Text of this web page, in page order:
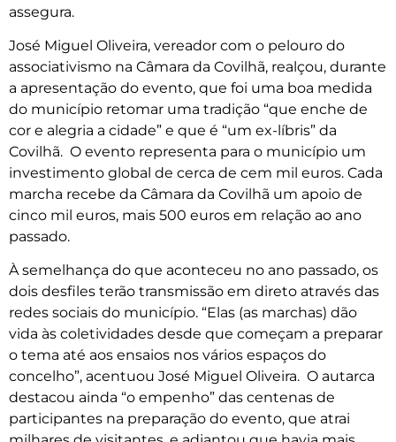
assegura.
José Miguel Oliveira, vereador com o pelouro do
associativismo na Câmara da Covilhã, realçou, durante
a apresentação do evento, que foi uma boa medida
do município retomar uma tradição “que enche de
cor e alegria a cidade” e que é “um ex-líbris” da
Covilhã. O evento representa para o município um
investimento global de cerca de cem mil euros. Cada
marcha recebe da Câmara da Covilhã um apoio de
cinco mil euros, mais 500 euros em relação ao ano
passado.
À semelhança do que aconteceu no ano passado, os
dois desfiles terão transmissão em direto através das
redes sociais do município. “Elas (as marchas) dão
vida às coletividades desde que começam a preparar
o tema até aos ensaios nos vários espaços do
concelho”, acentuou José Miguel Oliveira. O autarca
destacou ainda “o empenho” das centenas de
participantes na preparação do evento, que atrai